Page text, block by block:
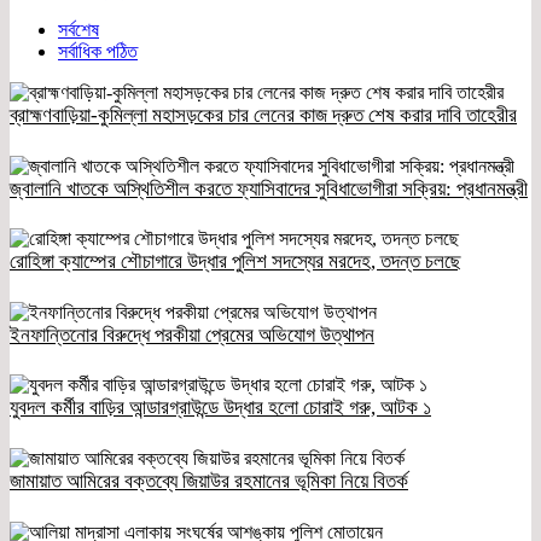
সর্বশেষ
সর্বাধিক পঠিত
ব্রাহ্মণবাড়িয়া-কুমিল্লা মহাসড়কের চার লেনের কাজ দ্রুত শেষ করার দাবি তাহেরীর
জ্বালানি খাতকে অস্থিতিশীল করতে ফ্যাসিবাদের সুবিধাভোগীরা সক্রিয়: প্রধানমন্ত্রী
রোহিঙ্গা ক্যাম্পের শৌচাগারে উদ্ধার পুলিশ সদস্যের মরদেহ, তদন্ত চলছে
ইনফান্তিনোর বিরুদ্ধে পরকীয়া প্রেমের অভিযোগ উত্থাপন
যুবদল কর্মীর বাড়ির আন্ডারগ্রাউন্ডে উদ্ধার হলো চোরাই গরু, আটক ১
জামায়াত আমিরের বক্তব্যে জিয়াউর রহমানের ভূমিকা নিয়ে বিতর্ক